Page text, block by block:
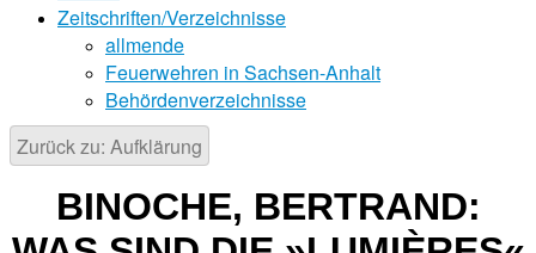
Zeitschriften/Verzeichnisse
allmende
Feuerwehren in Sachsen-Anhalt
Behördenverzeichnisse
Zurück zu: Aufklärung
BINOCHE, BERTRAND: